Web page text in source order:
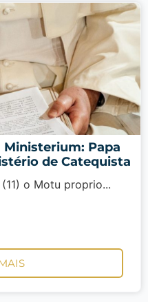
Papa
de Catequista
o Motu proprio...